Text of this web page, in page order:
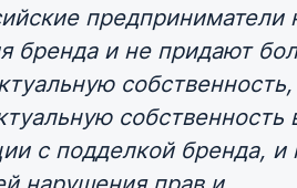
предприниматели
бренда и не придают
собственность
с подделкой бренда, и